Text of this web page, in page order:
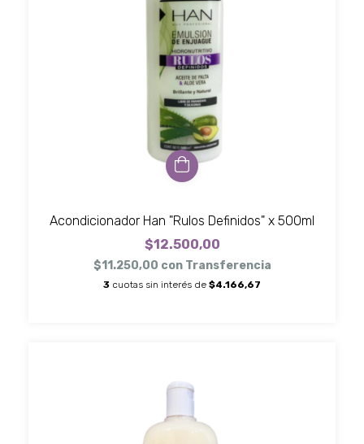
Acondicionador Han "Rulos Definidos" x 500ml
$12.500,00
$11.250,00 con Transferencia
3 cuotas sin interés de $4.166,67